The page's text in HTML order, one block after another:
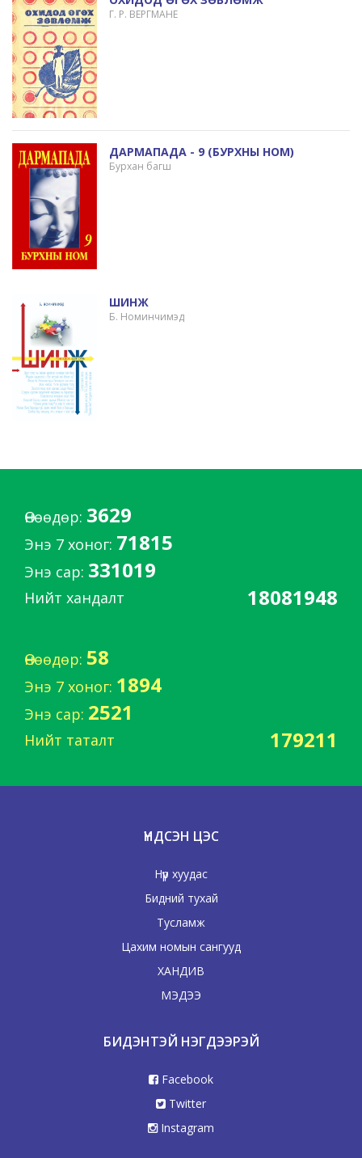
Г. Р. ВЕРГМАНЕ
ДАРМАПАДА - 9 (БУРХНЫ HOM)
Бурхан багш
ШИНЖ
Б. Номинчимэд
Өнөөдөр: 3629
Энэ 7 хоног: 71815
Энэ сар: 331019
Нийт хандалт 18081948
Өнөөдөр: 58
Энэ 7 хоног: 1894
Энэ сар: 2521
Нийт таталт 179211
ҮНДСЭН ЦЭС
Нүүр хуудас
Бидний тухай
Тусламж
Цахим номын сангууд
ХАНДИВ
МЭДЭЭ
БИДЭНТЭЙ НЭГДЭЭРЭЙ
Facebook
Twitter
Instagram